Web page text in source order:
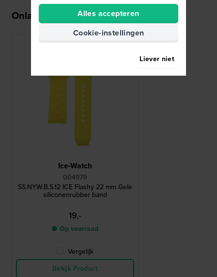
Onlangs bekeken
Ice-Watch
004979
SS.NYW.B.S.12 ICE Flashy 22 mm Gele
siliconenrubber band
19,-
● Op voorraad
Vergelijk
Bekijk Product
Alles accepteren
Cookie-instellingen
Liever niet